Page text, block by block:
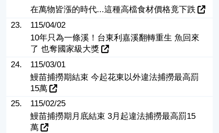
在萬物皆漲的時代...這種高檔食材價格竟下跌
23.
115/04/02
10年只為一條溪！台東利嘉溪翻轉重生 魚回來
了 也奪國家級大獎
24.
115/03/01
鰻苗捕撈期結束 今起花東以外違法捕撈最高罰
15萬
25.
115/02/25
鰻苗捕撈期月底結束 3月起違法捕撈最高罰15
萬